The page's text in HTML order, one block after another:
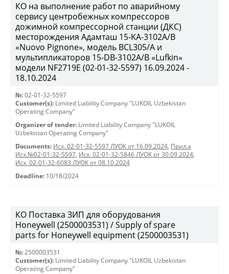
КО на выполнение работ по аварийному
сервису центробежных компрессоров
дожимной компрессорной станции (ДКС)
месторождения Адамташ 15-KA-3102А/В
«Nuovo Pignone», модель BCL305/A и
мультипликаторов 15-DB-3102A/B «Lufkin»
модели NF2719Е (02-01-32-5597) 16.09.2024 -
18.10.2024
№: 02-01-32-5597
Customer(s): Limited Liability Company "LUKOIL Uzbekistan
Operating Company"
Organizer of tender: Limited Liability Company "LUKOIL
Uzbekistan Operating Company"
Documents: Исх. 02-01-32-5597 ЛУОК от 16.09.2024, Прил.к
Исх.№02-01-32-5597, Исх. 02-01-32-5846 ЛУОК от 30.09.2024,
Исх. 02-01-32-6083 ЛУОК от 08.10.2024
Deadline: 10/18/2024
КО Поставка ЗИП для оборудования
Honeywell (2500003531) / Supply of spare
parts for Honeywell equipment (2500003531)
№: 2500003531
Customer(s): Limited Liability Company "LUKOIL Uzbekistan
Operating Company"